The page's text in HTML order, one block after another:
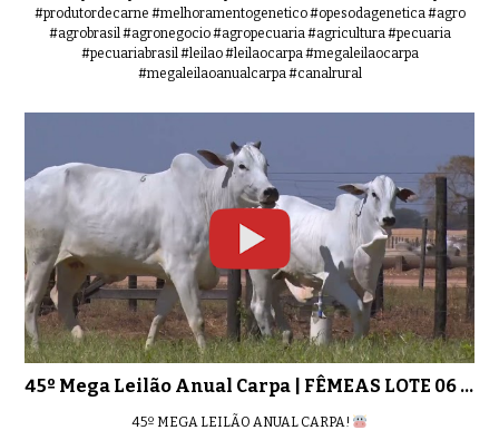
0:33 45º Mega Leilão Anual Carpa |
#produtordecarne #melhoramentogenetico #opesodagenetica #agro
#agrobrasil #agronegocio #agropecuaria #agricultura #pecuaria
#pecuariabrasil #leilao #leilaocarpa #megaleilaocarpa
#megaleilaoanualcarpa #canalrural
45º Mega Leilão Anual Carpa | FÊMEAS LOTE 06 - 8259
45º MEGA LEILÃO ANUAL CARPA!